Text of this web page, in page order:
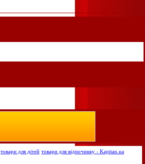
товари для дітей товари для відпочинку - Kapitan.ua